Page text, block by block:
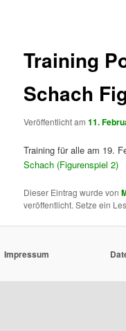
Training
Schach
Veröffentlicht am11.
Training für alle am 19.
Schach (Figurenspiel 2)
Dieser Eintrag wurde von
veröffentlicht. Setze ein
Impressum